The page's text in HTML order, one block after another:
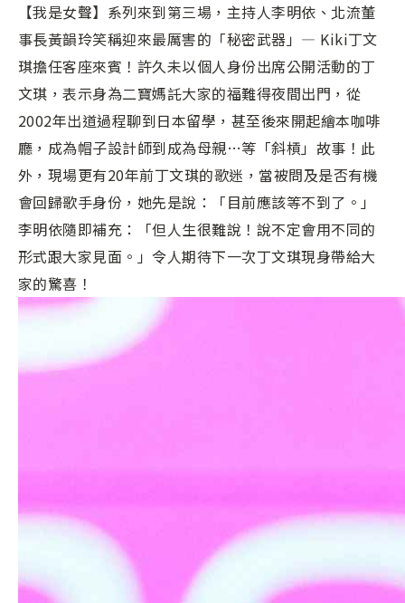
【我是女聲】系列來到第三場，主持人李明依、北流董
事長黃韻玲笑稱迎來最厲害的「秘密武器」— Kiki丁文
琪擔任客座來賓！許久未以個人身份出席公開活動的丁
文琪，表示身為二寶媽託大家的福難得夜間出門，從
2002年出道過程聊到日本留學，甚至後來開起繪本咖啡
廳，成為帽子設計師到成為母親…等「斜槓」故事！此
外，現場更有20年前丁文琪的歌迷，當被問及是否有機
會回歸歌手身份，她先是說：「目前應該等不到了。」
李明依隨即補充：「但人生很難說！說不定會用不同的
形式跟大家見面。」令人期待下一次丁文琪現身帶給大
家的驚喜！